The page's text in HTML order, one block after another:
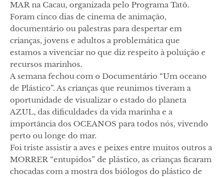
MAR na Cacau, organizada pelo Programa Tatô.
Foram cinco dias de cinema de animação,
documentário ou palestras para despertar em
crianças, jovens e adultos a problemática que
estamos a vivenciar no que diz respeito à poluição e
recursos marinhos.
A semana fechou com o Documentário “Um oceano
de Plástico”. As crianças que reunimos tiveram a
oportunidade de visualizar o estado do planeta
AZUL, das dificuldades da vida marinha e a
importância dos OCEANOS para todos nós, vivendo
perto ou longe do mar.
Foi triste assistir a aves e peixes entre muitos outros a
MORRER “entupidos” de plástico, as crianças ficaram
chocadas com a mostra dos biólogos do plástico de